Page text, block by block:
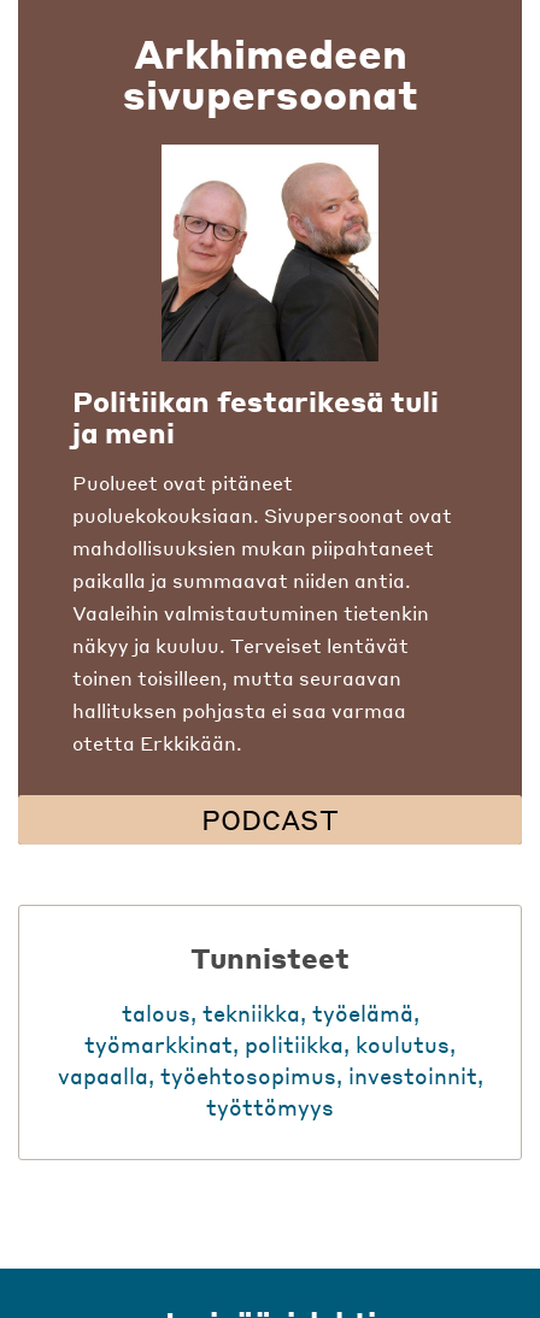
Arkhimedeen
sivupersoonat
Politiikan festarikesä tuli
ja meni
Puolueet ovat pitäneet
puoluekokouksiaan. Sivupersoonat ovat
mahdollisuuksien mukan piipahtaneet
paikalla ja summaavat niiden antia.
Vaaleihin valmistautuminen tietenkin
näkyy ja kuuluu. Terveiset lentävät
toinen toisilleen, mutta seuraavan
hallituksen pohjasta ei saa varmaa
otetta Erkkikään.
PODCAST
Tunnisteet
talous, tekniikka, työelämä,
työmarkkinat, politiikka, koulutus,
vapaalla, työehtosopimus, investoinnit,
työttömyys